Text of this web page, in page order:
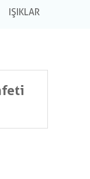
IŞIKLAR